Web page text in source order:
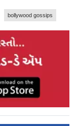
bollywood gossips